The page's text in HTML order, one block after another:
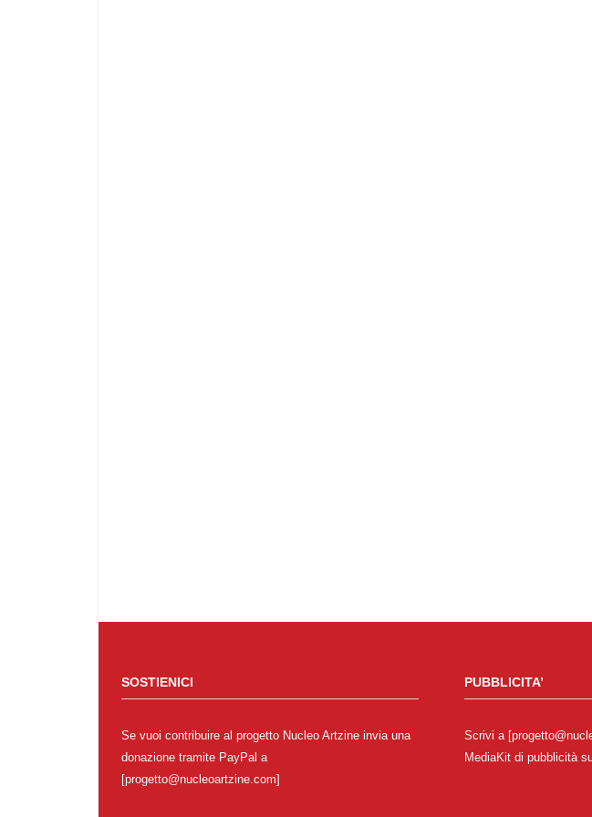
SOSTIENICI
Se vuoi contribuire al progetto Nucleo Artzine invia una
donazione tramite PayPal a
[progetto@nucleoartzine.com]
PUBBLICITA’
Scrivi a
MediaKit di pubblicità